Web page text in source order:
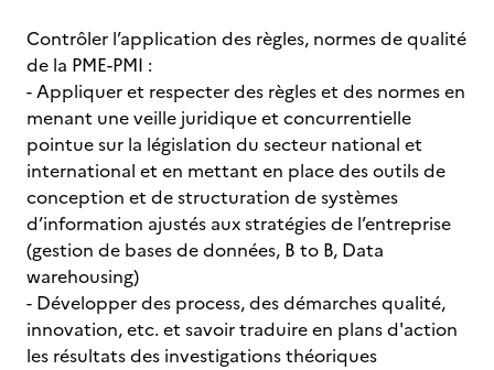
Contrôler l’application des règles, normes de qualité
de la PME-PMI :
- Appliquer et respecter des règles et des normes en
menant une veille juridique et concurrentielle
pointue sur la législation du secteur national et
international et en mettant en place des outils de
conception et de structuration de systèmes
d’information ajustés aux stratégies de l’entreprise
(gestion de bases de données, B to B, Data
warehousing)
- Développer des process, des démarches qualité,
innovation, etc. et savoir traduire en plans d'action
les résultats des investigations théoriques